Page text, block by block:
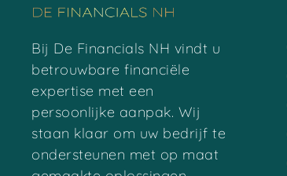
Bij De Financials NH vindt u
betrouwbare financiële
expertise met een
persoonlijke aanpak. Wij
staan klaar om uw bedrijf te
ondersteunen met op maat